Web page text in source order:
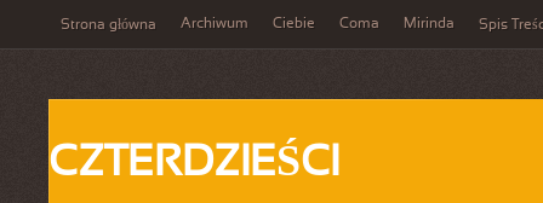
Strona główna Archiwum Ciebie Coma Mirinda Spis
CZTERDZIEŚCI